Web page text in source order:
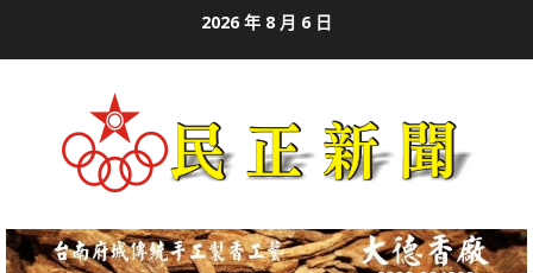
2026 年 8 月 6 日